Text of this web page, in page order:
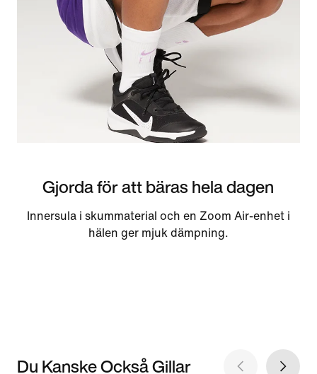
Gjorda för att bäras hela dagen
Innersula i skummaterial och en Zoom Air-enhet i
hälen ger mjuk dämpning.
Du Kanske Också Gillar